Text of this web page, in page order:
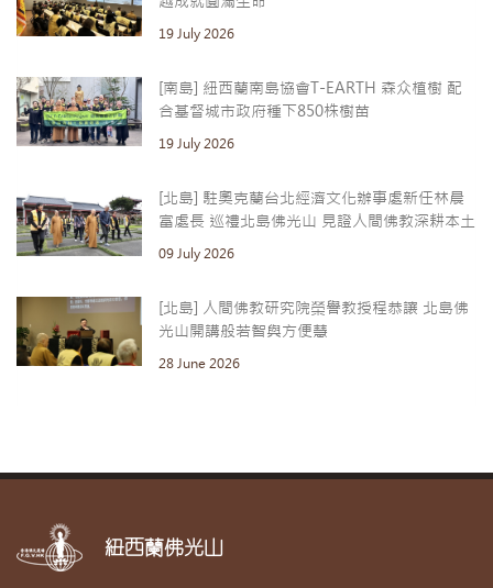
19 July 2026
[南島] 紐西蘭南島協會T-EARTH 森众植樹 配
合基督城市政府種下850株樹苗
19 July 2026
[北島] 駐奧克蘭台北經濟文化辦事處新任林晨
富處長 巡禮北島佛光山 見證人間佛教深耕本土
09 July 2026
[北島] 人間佛教研究院榮譽教授程恭讓 北島佛
光山開講般若智與方便慧
28 June 2026
紐西蘭佛光山